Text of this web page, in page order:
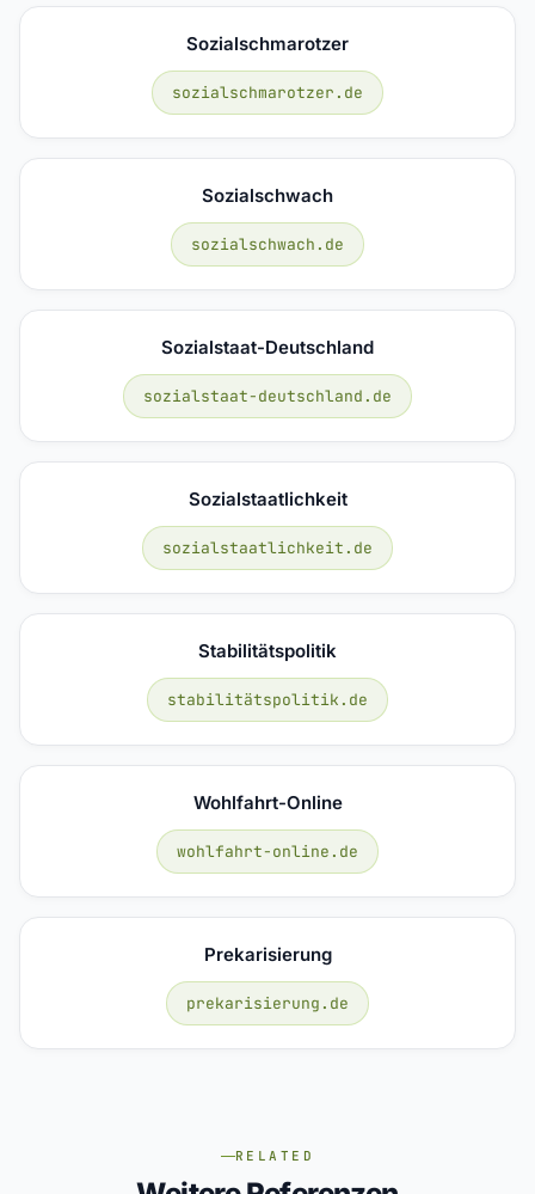
Sozialschmarotzer
sozialschmarotzer.de
Sozialschwach
sozialschwach.de
Sozialstaat-Deutschland
sozialstaat-deutschland.de
Sozialstaatlichkeit
sozialstaatlichkeit.de
Stabilitätspolitik
stabilitätspolitik.de
Wohlfahrt-Online
wohlfahrt-online.de
Prekarisierung
prekarisierung.de
RELATED